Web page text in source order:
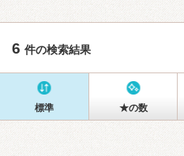
6 件の検索結果
標準 ★の数